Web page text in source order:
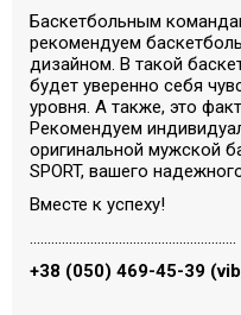
Баскетбольным
рекомендуем
дизайном. В такой
будет уверенно себя
уровня. А также, это
Рекомендуем
оригинальной мужской
SPORT, вашего
Вместе к успеху!
..........................................................
+38 (050) 469-45-39